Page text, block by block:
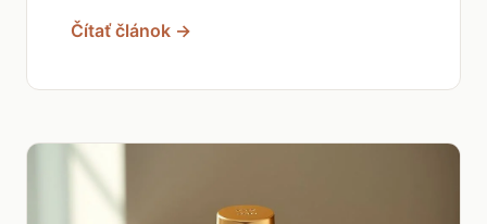
Čítať článok →